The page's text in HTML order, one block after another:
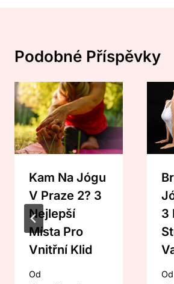
Podobné Příspěvky
Kam Na Jógu
V Praze 2? 3
Nejlepší
Místa Pro
Vnitřní Klid
Od
3
Od